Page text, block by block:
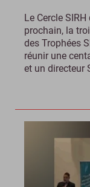
Le Cercle
prochain, la
des Trophées
réunir une
et un directeur